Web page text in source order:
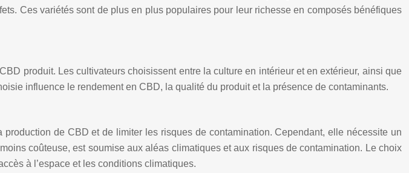
Ces variétés sont de plus en plus populaires pour leur richesse en composés bénéfiques
produit. Les cultivateurs choisissent entre la culture en intérieur et en extérieur, ainsi que
influence le rendement en CBD, la qualité du produit et la présence de contaminants.
de CBD et de limiter les risques de contamination. Cependant, elle nécessite un
coûteuse, est soumise aux aléas climatiques et aux risques de contamination. Le choix
à l’espace et les conditions climatiques.